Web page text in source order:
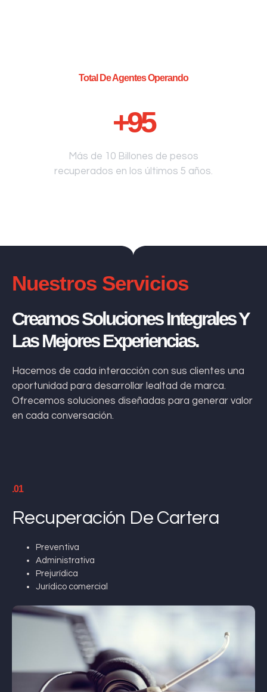
Total De Agentes Operando
+95
Más de 10 Billones de pesos
recuperados en los últimos 5 años.
Nuestros Servicios
Creamos Soluciones Integrales Y
Las Mejores Experiencias.
Hacemos de cada interacción con sus clientes una
oportunidad para desarrollar lealtad de marca.
Ofrecemos soluciones diseñadas para generar valor
en cada conversación.
.01
Recuperación De Cartera
Preventiva
Administrativa
Prejurídica
Jurídico comercial